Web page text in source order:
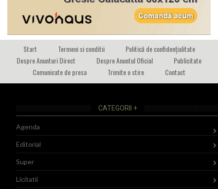
Start Termeni si conditii
Politică de confidențialitate
Despre Anunturi Direct
Despre Anuntul Oficial
Publicitate
Comunicate de presa
Trimite o stire Contact
CATEGORII +
Agenda
Editorial
Super
Licitatii